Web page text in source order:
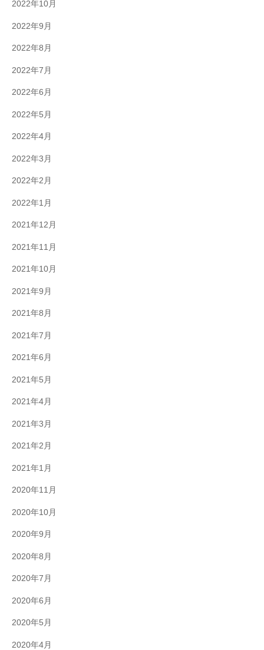
2022年10月
2022年9月
2022年8月
2022年7月
2022年6月
2022年5月
2022年4月
2022年3月
2022年2月
2022年1月
2021年12月
2021年11月
2021年10月
2021年9月
2021年8月
2021年7月
2021年6月
2021年5月
2021年4月
2021年3月
2021年2月
2021年1月
2020年11月
2020年10月
2020年9月
2020年8月
2020年7月
2020年6月
2020年5月
2020年4月